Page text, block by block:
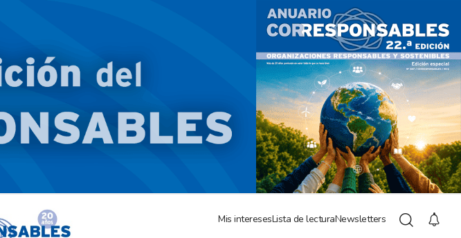
Mis interesesLista de lecturaNewsletters